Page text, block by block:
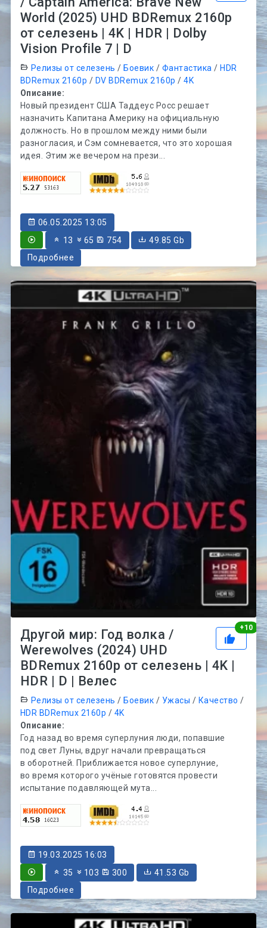
World (2025) UHD BDRemux 2160p
от селезень | 4K | HDR | Dolby
Vision Profile 7 | D
Релизы от селезень / Боевик / Фантастика / HDR
BDRemux 2160p / DV BDRemux 2160p /4K
Описание:
Новый президент США Таддеус Росс решает
назначить Капитана Америку на официальную
должность. Но в прошлом между ними были
разногласия, и Сэм сомневается, что это хорошая
идея. Этим же вечером на прези...
06.05.2025 13:05
13
65 754
49.85 Gb
Подробнее
+10
Другой мир: Год волка /
Werewolves (2024) UHD
BDRemux 2160p от селезень | 4K |
HDR | D | Велес
Релизы от селезень / Боевик / Ужасы / Качество /
HDR BDRemux 2160p / 4K
Описание:
Год назад во время суперлуния люди, попавшие
под свет Луны, вдруг начали превращаться
в оборотней. Приближается новое суперлуние,
во время которого учёные готовятся провести
испытание подавляющей мута...
19.03.2025 16:03
35
103 300
41.53 Gb
Подробнее